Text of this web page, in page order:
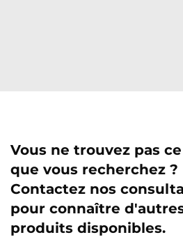
Vous ne trouvez pas ce
que vous recherchez ?
Contactez nos
pour connaître
produits disponibles.